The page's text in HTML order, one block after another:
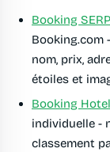
Booking SERP
Booking.com
nom, prix,
étoiles et
Booking Hotel
individuelle -
classement